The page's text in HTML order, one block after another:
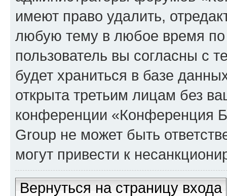
имеют право удалить,
любую тему в любое время
пользователь вы согласны с
будет храниться в базе
открыта третьим лицам без
конференции «Конференция
Group не может быть
могут привести к
Вернуться на страницу входа